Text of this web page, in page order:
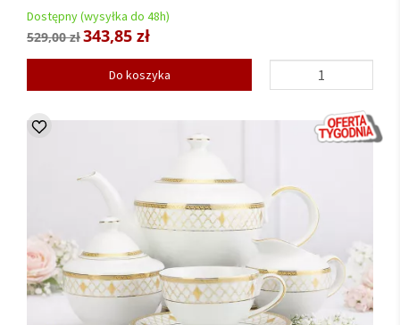
Dostępny (wysyłka do 48h)
529,00 zł343,85 zł
Do koszyka